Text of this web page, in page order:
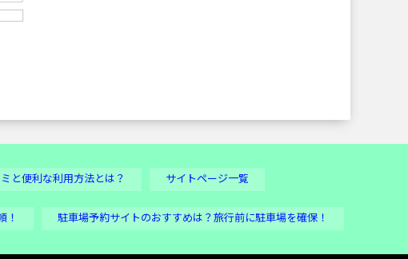
と便利な利用方法とは？ サイトページ一覧
！ 駐車場予約サイトのおすすめは？旅行前に駐車場を確保！